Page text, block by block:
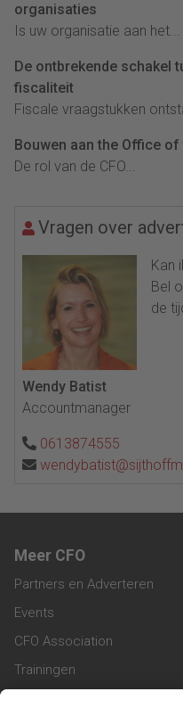
organisaties
Is uw organisatie aan het...
De ontbrekende schakel
fiscaliteit
Fiscale vraagstukken
Bouwen aan the Office of
De rol van de CFO...
Vragen over
Kan
Bel
de
Wendy Batist
Accountmanager
0613874555
Meer CFO
Partners en Adverteren
Events
CFO Association
Trainingen